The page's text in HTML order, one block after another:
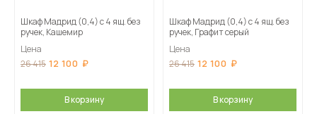
Шкаф Мадрид (0,4) с 4 ящ. без
ручек, Кашемир
Цена
26 415 12 100
В корзину
Шкаф Мадрид (0,4) с 4 ящ. без
ручек, Графит серый
Цена
26 415 12 100
В корзину